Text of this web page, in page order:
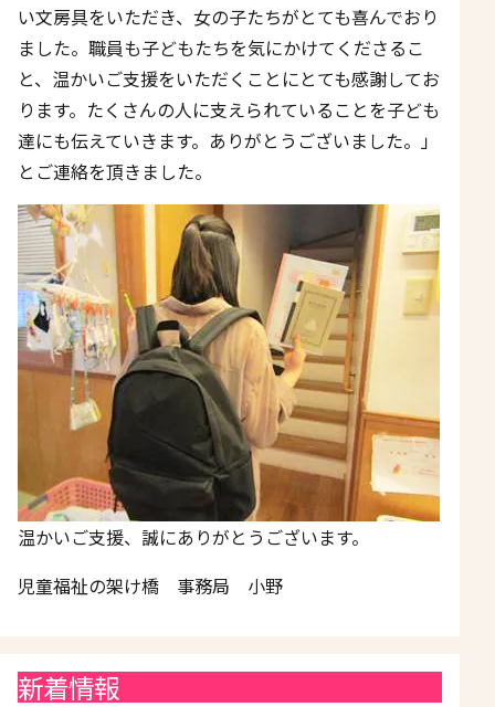
い文房具をいただき、女の子たちがとても喜んでおり
ました。職員も子どもたちを気にかけてくださるこ
と、温かいご支援をいただくことにとても感謝してお
ります。たくさんの人に支えられていることを子ども
達にも伝えていきます。ありがとうございました。」
とご連絡を頂きました。
温かいご支援、誠にありがとうございます。
児童福祉の架け橋 事務局 小野
新着情報